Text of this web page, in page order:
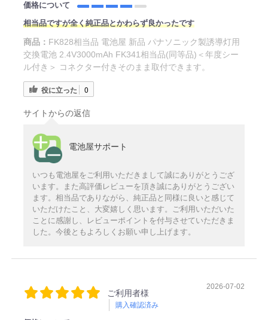
価格について
相当品ですが全く純正品とかわらず良かったです
商品： FK828相当品 電池屋 新品 パナソニック製誘導灯用
交換電池 2.4V3000mAh FK341相当品(同等品)＜年度シー
ル付き＞ コネクター付きそのまま取付できます。
役に立った 0
サイトからの返信
電池屋サポート
いつも電池屋をご利用いただきまして誠にありがとうござ
います。また高評価レビューを頂き誠にありがとうござい
ます。相当品でありながら、純正品と同様に良いと感じて
いただけたこと、大変嬉しく思います。ご利用いただいた
ことに感謝し、レビューポイントを付与させていただきま
した。今後ともよろしくお願い申し上げます。
ご利用者様
購入確認済み
2026-07-02